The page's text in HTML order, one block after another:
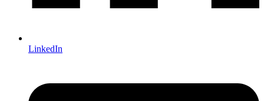
LinkedIn